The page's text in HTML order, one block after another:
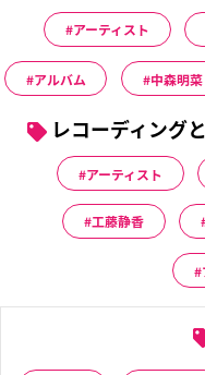
アーティスト
アルバム 中森明菜
レコーディング
アーティスト
工藤静香